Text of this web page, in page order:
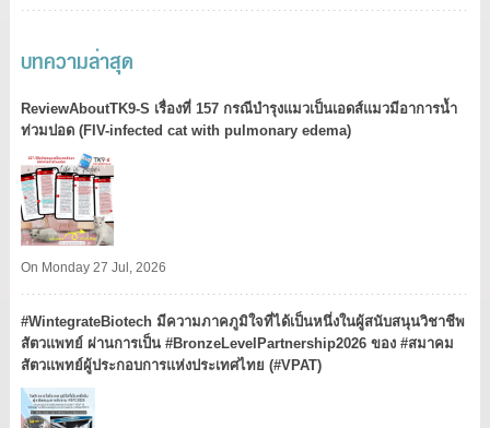
บทความล่าสุด
ReviewAboutTK9-S เรื่องที่ 157 กรณีบำรุงแมวเป็นเอดส์แมวมีอาการน้ำ
ท่วมปอด (FIV-infected cat with pulmonary edema)
On Monday 27 Jul, 2026
#WintegrateBiotech มีความภาคภูมิใจที่ได้เป็นหนึ่งในผู้สนับสนุนวิชาชีพ
สัตวแพทย์ ผ่านการเป็น #BronzeLevelPartnership2026 ของ #สมาคม
สัตวแพทย์ผู้ประกอบการแห่งประเทศไทย (#VPAT)